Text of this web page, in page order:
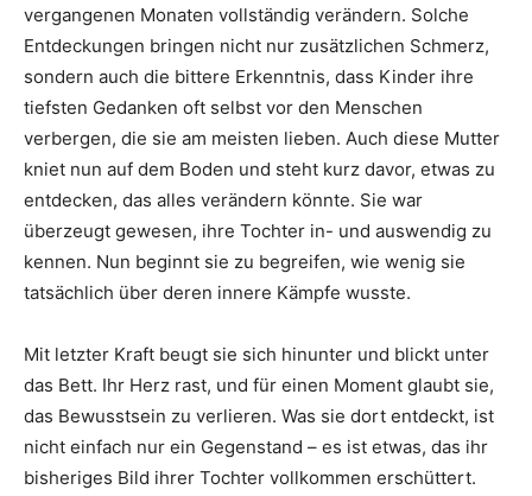
vergangenen Monaten vollständig verändern. Solche
Entdeckungen bringen nicht nur zusätzlichen Schmerz,
sondern auch die bittere Erkenntnis, dass Kinder ihre
tiefsten Gedanken oft selbst vor den Menschen
verbergen, die sie am meisten lieben. Auch diese Mutter
kniet nun auf dem Boden und steht kurz davor, etwas zu
entdecken, das alles verändern könnte. Sie war
überzeugt gewesen, ihre Tochter in- und auswendig zu
kennen. Nun beginnt sie zu begreifen, wie wenig sie
tatsächlich über deren innere Kämpfe wusste.
Mit letzter Kraft beugt sie sich hinunter und blickt unter
das Bett. Ihr Herz rast, und für einen Moment glaubt sie,
das Bewusstsein zu verlieren. Was sie dort entdeckt, ist
nicht einfach nur ein Gegenstand – es ist etwas, das ihr
bisheriges Bild ihrer Tochter vollkommen erschüttert.